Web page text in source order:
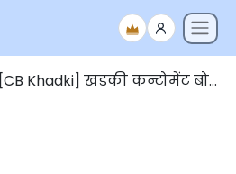
[CB Khadki] खडकी कन्टोमेंट बोर्ड पुणे भरती 2026